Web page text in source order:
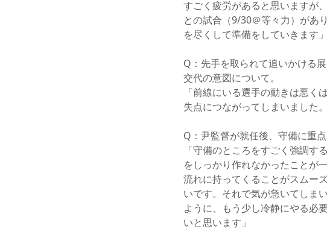
すごく疲労があると思いますが
との試合（9/30＠等々力）があ
を尽くして準備をしていきます」
Q：先手を取られて追いかける
交代の意図について。
「前線にいる選手の動きは悪
失点につながってしまいました
Q：尹監督が就任後、守備に重
「守備のところをすごく強調
をしっかり作れなかったことが
流れに持ってくることがスムー
いです。それで気が急いてしま
ように、もう少し冷静にやる必
いと思います」